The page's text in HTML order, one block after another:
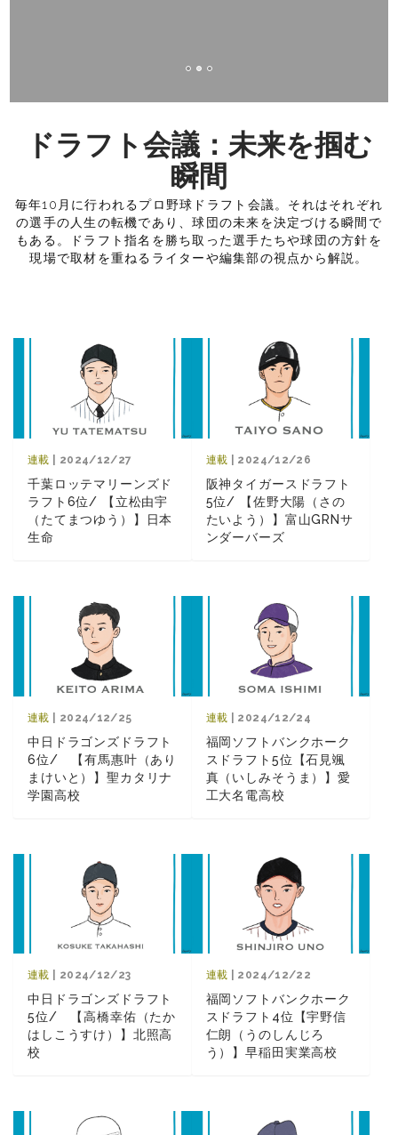
ドラフト会議：未来を掴む
瞬間
毎年10月に行われるプロ野球ドラフト会議。それはそれぞれ
の選手の人生の転機であり、球団の未来を決定づける瞬間で
もある。ドラフト指名を勝ち取った選手たちや球団の方針を
現場で取材を重ねるライターや編集部の視点から解説。
連載 | 2024/12/27
千葉ロッテマリーンズド
ラフト6位/ 【立松由宇
（たてまつゆう）】日本
生命
連載 | 2024/12/26
阪神タイガースドラフト
5位/ 【佐野大陽（さの
たいよう）】富山GRNサ
ンダーバーズ
連載 | 2024/12/25
中日ドラゴンズドラフト
6位/ 【有馬惠叶（あり
まけいと）】聖カタリナ
学園高校
連載 | 2024/12/24
福岡ソフトバンクホーク
スドラフト5位【石見颯
真（いしみそうま）】愛
工大名電高校
連載 | 2024/12/23
中日ドラゴンズドラフト
5位/ 【高橋幸佑（たか
はしこうすけ）】北照高
校
連載 | 2024/12/22
福岡ソフトバンクホーク
スドラフト4位【宇野信
仁朗（うのしんじろ
う）】早稲田実業高校